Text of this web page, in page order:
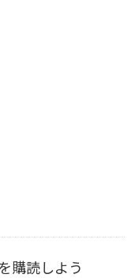
購読しよう